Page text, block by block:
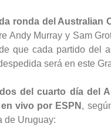
ronda del Australian
Andy Murray y Sam
que cada partido del
será en este
del cuarto día del
vivo por ESPN ,
de Uruguay: